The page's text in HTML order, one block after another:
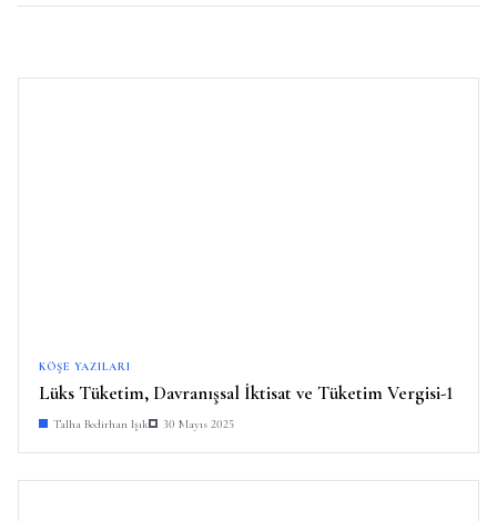
KÖŞE YAZILARI
Lüks Tüketim, Davranışsal İktisat ve Tüketim Vergisi-1
Talha Bedirhan Işık 30 Mayıs 2025